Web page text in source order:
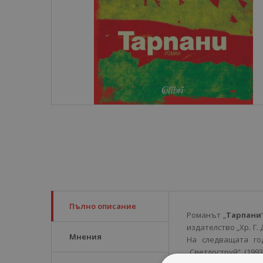
Пълно описание
Мнения
Романът „Тарпани
издателство „Хр.
На следващата
„Светлоструй“